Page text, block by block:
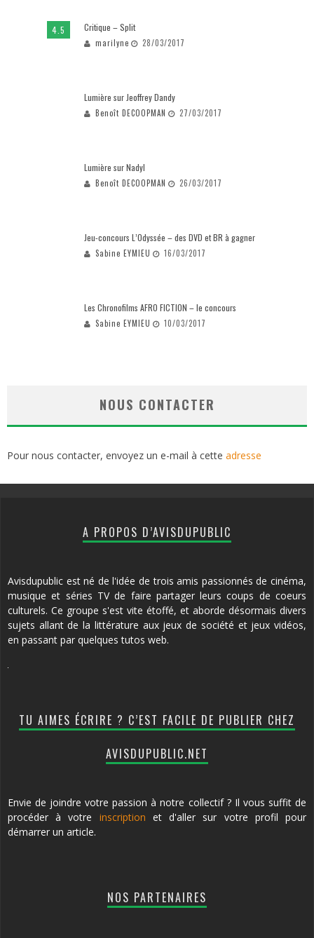
4.5 Critique – Split
marilyne 28/03/2017
Lumière sur Jeoffrey Dandy
Benoît DECOOPMAN 27/03/2017
Lumière sur Nadyl
Benoît DECOOPMAN 26/03/2017
Jeu-concours L’Odyssée – des DVD et BR à gagner
Sabine EYMIEU 16/03/2017
Les Chronofilms AFRO FICTION – le concours
Sabine EYMIEU 10/03/2017
NOUS CONTACTER
Pour nous contacter, envoyez un e-mail à cette adresse
A PROPOS D’AVISDUPUBLIC
Avisdupublic est né de l'idée de trois amis passionnés de cinéma,
musique et séries TV de faire partager leurs coups de coeurs
culturels. Ce groupe s'est vite étoffé, et aborde désormais divers
sujets allant de la littérature aux jeux de société et jeux vidéos,
en passant par quelques tutos web.
TU AIMES ÉCRIRE ? C’EST FACILE DE PUBLIER CHEZ
AVISDUPUBLIC.NET
Envie de joindre votre passion à notre collectif ? Il vous suffit de
procéder à votre inscription et d'aller sur votre profil pour
démarrer un article.
NOS PARTENAIRES